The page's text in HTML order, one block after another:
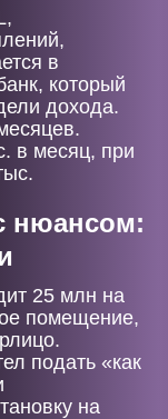
в
который
дохода.
в месяц, при
нюансом:
25 млн на
помещение,
подать «как
на